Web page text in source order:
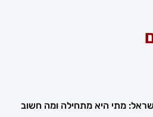
מתי היא מתחילה ומה חשוב